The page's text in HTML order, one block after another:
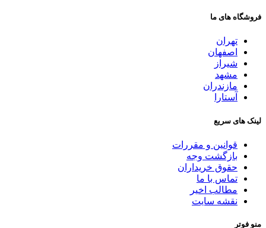
فروشگاه های ما
تهران
اصفهان
شیراز
مشهد
مازندران
آستارا
لینک های سریع
قوانین و مقررات
بازگشت وجه
حقوق خریداران
تماس با ما
مطالب اخیر
نقشه سایت
منو فوتر